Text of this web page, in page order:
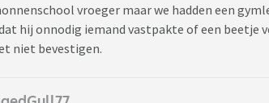
vroeger maar we hadden een
hij onnodig iemand vastpakte of een beetje
niet bevestigen.